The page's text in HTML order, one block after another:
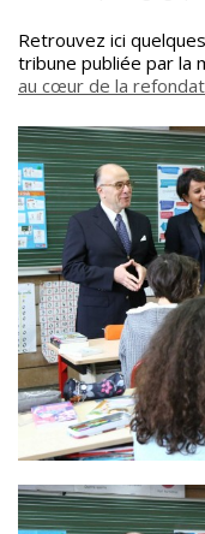
Retrouvez ici
tribune publiée par la
au cœur de la